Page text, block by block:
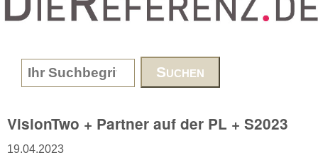
www.DieReferenz.de
Search form
VisionTwo + Partner auf der PL + S2023
19.04.2023